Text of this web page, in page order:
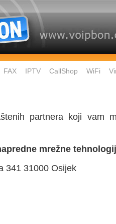
FAX IPTV CallShop WiFi
partnera koji vam
mrežne
341 31000 Osijek